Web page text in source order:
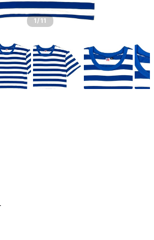
1/11